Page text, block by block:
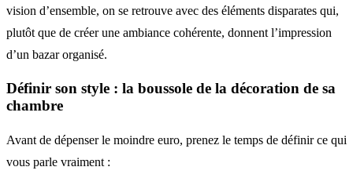
vision d’ensemble, on se retrouve avec des éléments disparates qui,
plutôt que de créer une ambiance cohérente, donnent l’impression
d’un bazar organisé.
Définir son style : la boussole de la décoration de sa
chambre
Avant de dépenser le moindre euro, prenez le temps de définir ce qui
vous parle vraiment :